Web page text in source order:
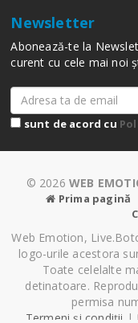
Newsletter
Abonează-te la
curent cu cele mai noi
sunt de acord cu
© 2026 WEB
Prima pagină
Web Emotion,
logo-urile acestora
Toate celelalte
detinatoare.
permisa
Termeni și condiții |